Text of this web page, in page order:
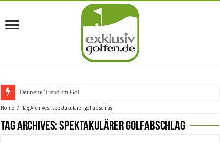
Der neue Trend im Golfur
Home / Tag Archives: spektakulärer golfabschlag
Tag Archives:spektakulärer golfabschlag